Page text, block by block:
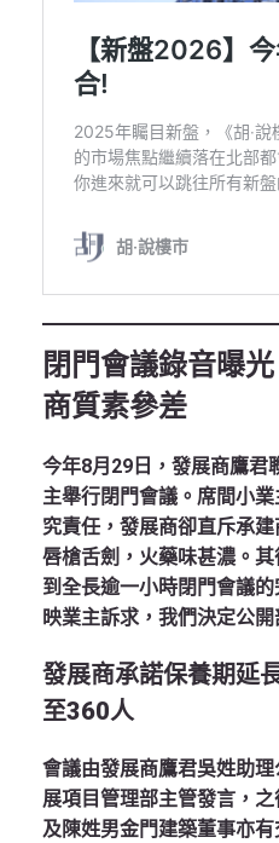
閉門會議錄音曝
商質素參差
今年8月29日，發展商鷹君
主舉行閉門會議。席間小
究責任，發展商卻直斥承
唇槍舌劍，火藥味甚濃。
到全長逾一小時閉門會議
映業主訴求，我們決定公開
發展商承諾保養期延
至360人
會議由發展商鷹君吳姓助
展項目管理部主管發言，
及陳姓男金門建築董事亦